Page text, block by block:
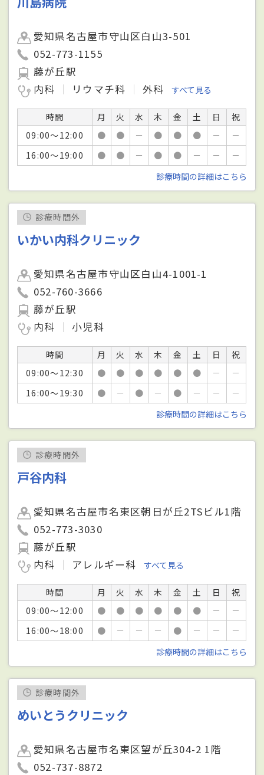
愛知県名古屋市守山区白山3-501
052-773-1155
藤が丘駅
内科
リウマチ科 外科 すべて見る
時間 月 火 水 木 金 土 日
祝
09:00～12:00
● ● － ● ● ● －
－
16:00～19:00
● ● － ● ● － －
－
診療時間の詳細はこちら
診療時間外
いかい内科クリニック
愛知県名古屋市守山区白山4-1001-1
052-760-3666
藤が丘駅
内科
小児科
時間 月 火 水 木 金 土 日
祝
09:00～12:30
● ● ● ● ● ● －
－
16:00～19:30
● － ● － ● － －
－
診療時間の詳細はこちら
診療時間外
戸谷内科
愛知県名古屋市名東区朝日が丘2TSビル1階
052-773-3030
藤が丘駅
内科
アレルギー科 すべて見る
時間 月 火 水 木 金 土 日
祝
09:00～12:00
● ● ● ● ● ● －
－
16:00～18:00
● － － － ● － －
－
診療時間の詳細はこちら
診療時間外
めいとうクリニック
愛知県名古屋市名東区望が丘304-2 1階
052-737-8872